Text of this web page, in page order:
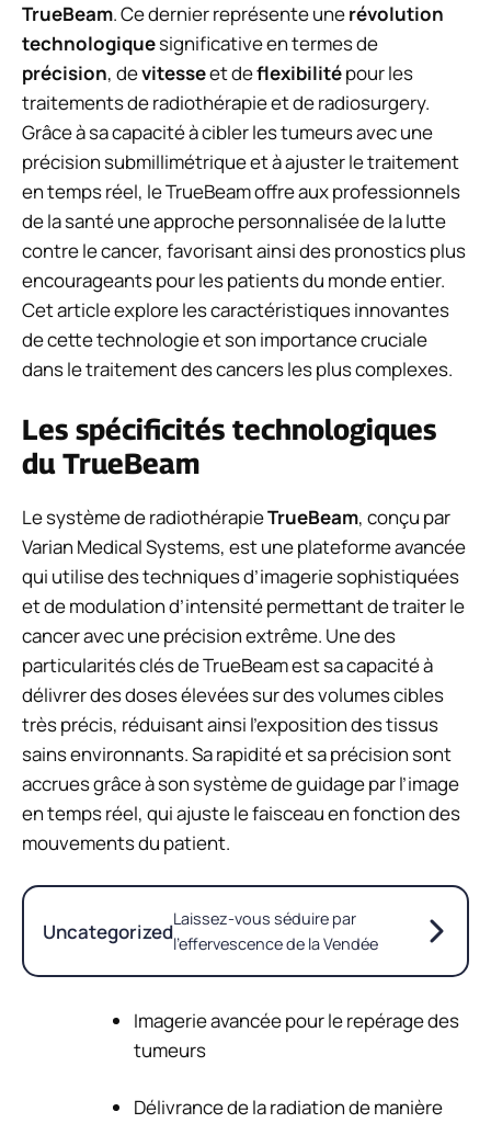
TrueBeam. Ce dernier représente unerévolution
technologiquesignificative en termes de
précision, devitesseet deflexibilitépour les
traitements de radiothérapie et de radiosurgery.
Grâce à sa capacité à cibler les tumeurs avec une
précision submillimétrique et à ajuster le traitement
en temps réel, le TrueBeam offre aux professionnels
de la santé une approche personnalisée de la lutte
contre le cancer, favorisant ainsi des pronostics plus
encourageants pour les patients du monde entier.
Cet article explore les caractéristiques innovantes
de cette technologie et son importance cruciale
dans le traitement des cancers les plus complexes.
Les spécificités technologiques
du TrueBeam
Le système de radiothérapieTrueBeam, conçu par
Varian Medical Systems, est une plateforme avancée
qui utilise des techniques d’imagerie sophistiquées
et de modulation d’intensité permettant de traiter le
cancer avec une précision extrême. Une des
particularités clés de TrueBeam est sa capacité à
délivrer des doses élevées sur des volumes cibles
très précis, réduisant ainsi l’exposition des tissus
sains environnants. Sa rapidité et sa précision sont
accrues grâce à son système de guidage par l’image
en temps réel, qui ajuste le faisceau en fonction des
mouvements du patient.
UncategorizedLaissez-vous séduire par
l’effervescence de la Vendée
Imagerie avancée pour le repérage des
tumeurs
Délivrance de la radiation de manière